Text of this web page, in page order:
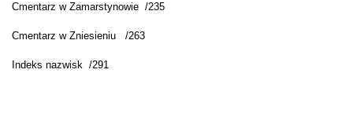
Cmentarz w Zamarstynowie /235
Cmentarz w Zniesieniu /263
Indeks nazwisk /291